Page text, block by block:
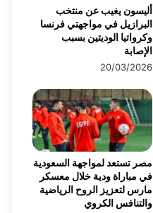
أليسون يغيب عن منتخب
البرازيل في مواجهتي فرنسا
وكرواتيا الوديتين بسبب
الإصابة
20/03/2026
مصر تستعد لمواجهة السعودية
في مباراة ودية خلال معسكر
مارس لتعزيز الروح الرياضية
والتنافس الكروي